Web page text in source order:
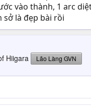
will bring big
that time, I promise
and
50s, I’ll do my best
support Kingdom
can now expect the
20 volumes, with
vào thành, 1 arc
là đẹp bài rồi
Hiigara Lão Làng GVN